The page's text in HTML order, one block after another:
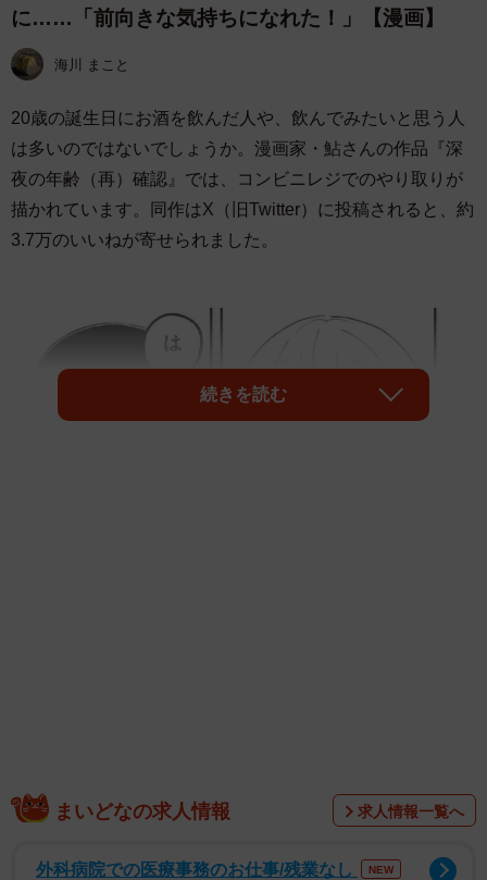
に……「前向きな気持ちになれた！」【漫画】
海川 まこと
20歳の誕生日にお酒を飲んだ人や、飲んでみたいと思う人
は多いのではないでしょうか。漫画家・鮎さんの作品『深
夜の年齢（再）確認』では、コンビニレジでのやり取りが
描かれています。同作はX（旧Twitter）に投稿されると、約
3.7万のいいねが寄せられました。
続きを読む
まいどなの求人情報 求人情報一覧へ
外科病院での医療事務のお仕事/残業なし NEW